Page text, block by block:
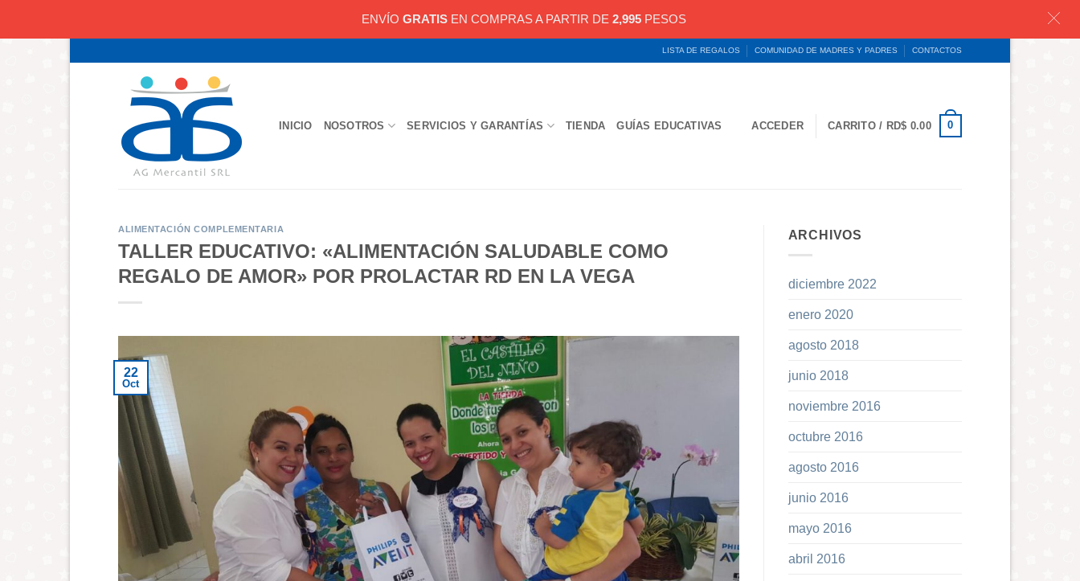
LISTA DE REGALOS COMUNIDAD DE MADRES Y PADRES CONTACTOS
INICIO NOSOTROS SERVICIOS Y GARANTÍAS TIENDA GUÍAS EDUCATIVAS ACCEDER CARRITO / RD$ 0.00 0
ALIMENTACIÓN COMPLEMENTARIA
TALLER EDUCATIVO: «ALIMENTACIÓN SALUDABLE COMO
REGALO DE AMOR» POR PROLACTAR RD EN LA VEGA
22
Oct
ARCHIVOS
diciembre 2022
enero 2020
agosto 2018
junio 2018
noviembre 2016
octubre 2016
agosto 2016
junio 2016
mayo 2016
abril 2016
ENVÍO GRATIS EN COMPRAS A PARTIR DE 2,995 PESOS